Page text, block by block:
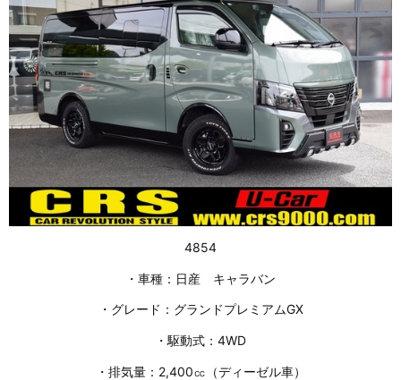
4854
・車種：日産 キャラバン
・グレード：グランドプレミアムGX
・駆動式：4WD
・排気量：2,400㏄ （ディーゼル車）